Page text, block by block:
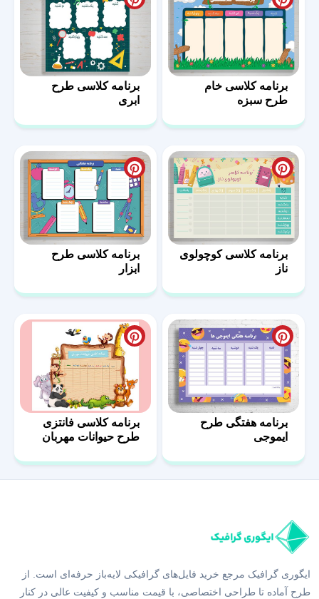
برنامه کلاسی خام
طرح سبزه
برنامه کلاسی طرح
ابری
برنامه کلاسی کوچولوی
ناز
برنامه کلاسی طرح
ابزار
برنامه هفتگی طرح
ایموجی
برنامه کلاسی فانتزی
طرح حیوانات مهربان
ایگوری گرافیک مرجع خرید فایل‌های گرافیکی لایه‌باز حرفه‌ای است. از
طرح آماده تا طراحی اختصاصی، با قیمت مناسب و کیفیت عالی در کنار